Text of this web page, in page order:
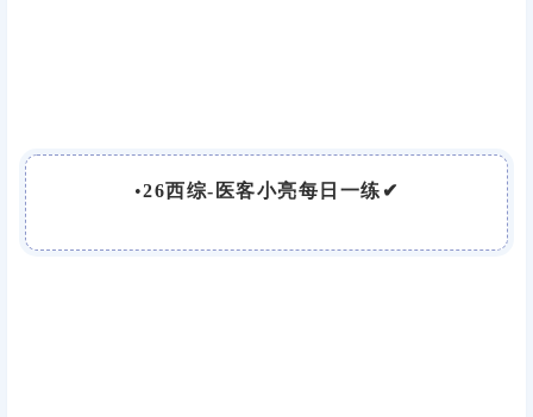
•26西综-医客小亮每日一练✔